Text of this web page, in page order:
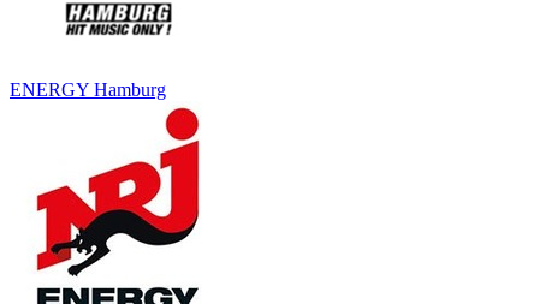
ENERGY Hamburg